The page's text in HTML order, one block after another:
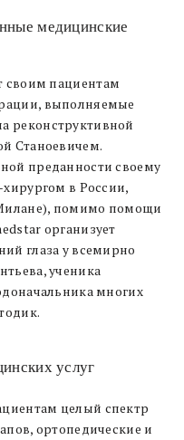
медицинские
своим пациентам
выполняемые
реконструктивной
Станоевичем.
преданности своему
хирургом в России,
помимо помощи
организует
глаза у всемирно
ученика
многих
услуг
целый спектр
ортопедические и